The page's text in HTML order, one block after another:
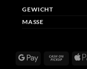
GEWICHT
MASSE
Google
Cash